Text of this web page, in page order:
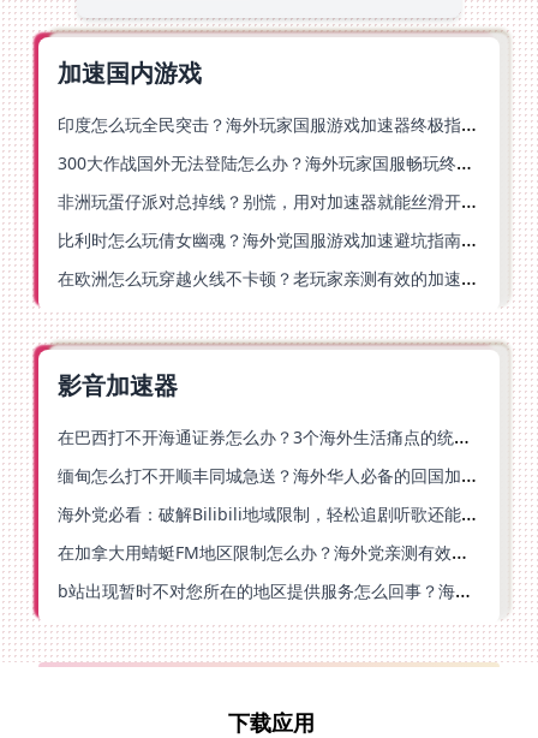
加速国内游戏
印度怎么玩全民突击？海外玩家国服游戏加速器终极指南（附原神延迟优化+精灵之境加速器选择）
300大作战国外无法登陆怎么办？海外玩家国服畅玩终极指南（附实测推荐）
非洲玩蛋仔派对总掉线？别慌，用对加速器就能丝滑开跑！
比利时怎么玩倩女幽魂？海外党国服游戏加速避坑指南（附实测推荐）
在欧洲怎么玩穿越火线不卡顿？老玩家亲测有效的加速器选择指南
影音加速器
在巴西打不开海通证券怎么办？3个海外生活痛点的统一解决方案
缅甸怎么打不开顺丰同城急送？海外华人必备的回国加速指南（附B站会员游戏解决方案）
海外党必看：破解Bilibili地域限制，轻松追剧听歌还能流畅理财的实用指南
在加拿大用蜻蜓FM地区限制怎么办？海外党亲测有效的回国加速方案
b站出现暂时不对您所在的地区提供服务怎么回事？海外党亲测有效的回国加速方案
下载应用